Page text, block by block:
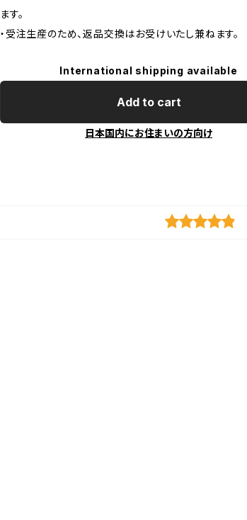
ます。
・受注生産のため、返品交換はお受けいたし兼ねます。
International shipping available
Add to cart
日本国内にお住まいの方向け